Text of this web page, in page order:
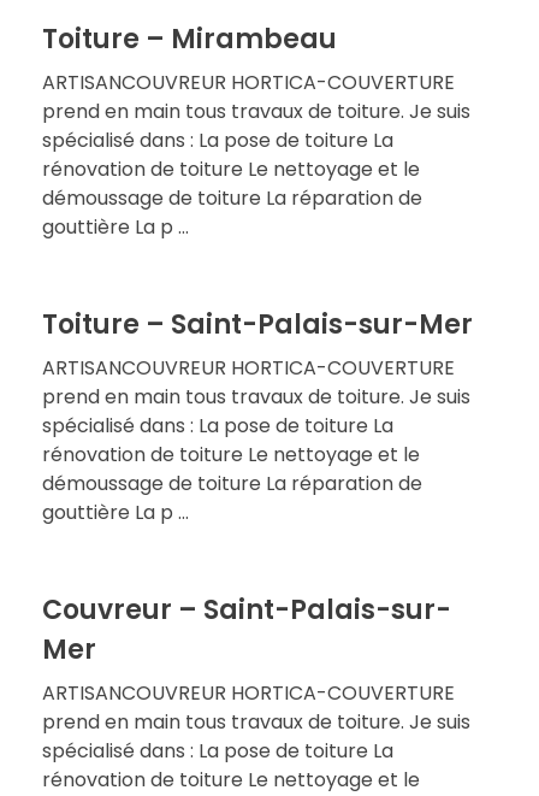
Toiture – Mirambeau
ARTISANCOUVREUR HORTICA-COUVERTURE
prend en main tous travaux de toiture. Je suis
spécialisé dans : La pose de toiture La
rénovation de toiture Le nettoyage et le
démoussage de toiture La réparation de
gouttière La p ...
Toiture – Saint-Palais-sur-Mer
ARTISANCOUVREUR HORTICA-COUVERTURE
prend en main tous travaux de toiture. Je suis
spécialisé dans : La pose de toiture La
rénovation de toiture Le nettoyage et le
démoussage de toiture La réparation de
gouttière La p ...
Couvreur – Saint-Palais-sur-
Mer
ARTISANCOUVREUR HORTICA-COUVERTURE
prend en main tous travaux de toiture. Je suis
spécialisé dans : La pose de toiture La
rénovation de toiture Le nettoyage et le